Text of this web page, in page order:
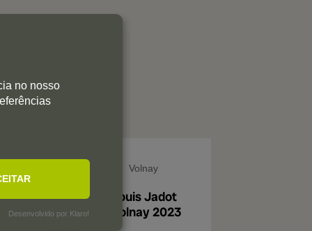
Volnay
Louis Jadot
Volnay 2023
no nosso
Desenvolvido por Klaro!